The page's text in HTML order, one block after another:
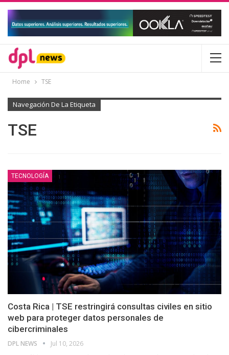
Home TSE
Navegación De La Etiqueta
TSE
TECNOLOGÍA
Costa Rica | TSE restringirá consultas civiles en sitio
web para proteger datos personales de
cibercriminales
DPL NEWS Jul 10, 2026